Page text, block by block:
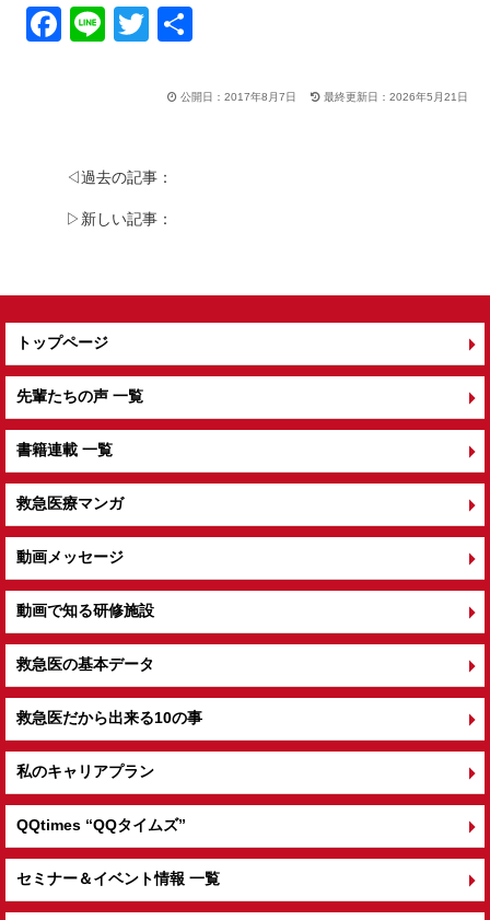
F
b
o
Li
T
tt
公開日：2017年8月7日 最終更新日：2026年5月21日
◁過去の記事：
▷新しい記事：
トップページ
先輩たちの声 一覧
書籍連載 一覧
救急医療マンガ
動画メッセージ
動画で知る研修施設
救急医の基本データ
救急医だから出来る10の事
私のキャリアプラン
QQtimes “QQタイムズ”
セミナー＆イベント情報 一覧